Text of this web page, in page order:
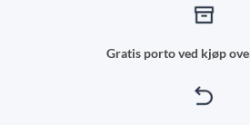
Gratis porto ved kjøp